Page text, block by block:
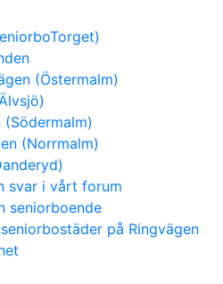
(Östermalm)
(Södermalm)
(Norrmalm)
svar i vårt forum
seniorboende
på Ringvägen